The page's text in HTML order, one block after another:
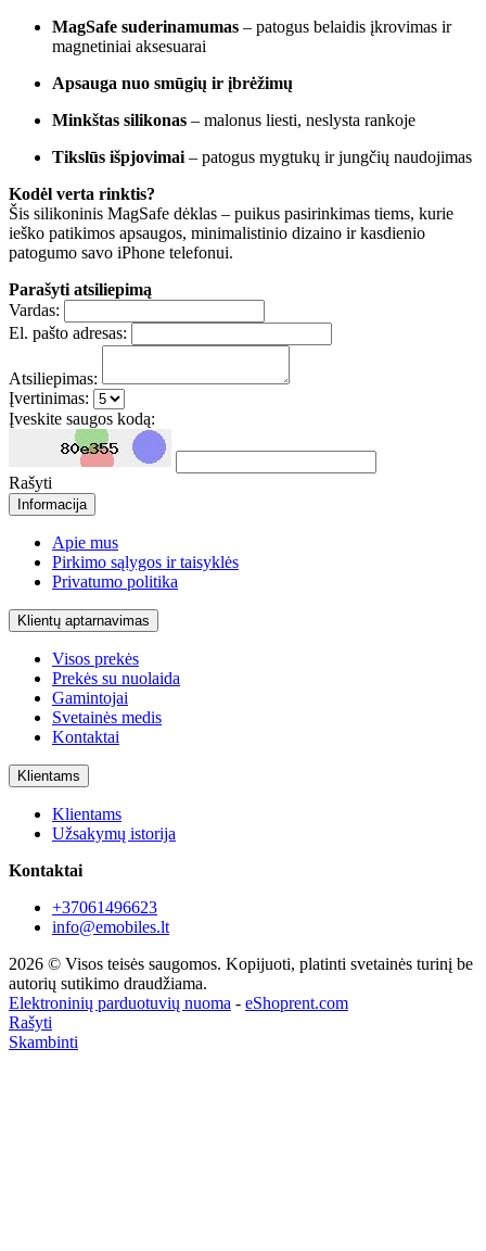
MagSafe suderinamumas – patogus belaidis įkrovimas ir
magnetiniai aksesuarai
Apsauga nuo smūgių ir įbrėžimų
Minkštas silikonas – malonus liesti, neslysta rankoje
Tikslūs išpjovimai – patogus mygtukų ir jungčių naudojimas
Kodėl verta rinktis?
Šis silikoninis MagSafe dėklas – puikus pasirinkimas tiems, kurie
ieško patikimos apsaugos, minimalistinio dizaino ir kasdienio
patogumo savo iPhone telefonui.
Parašyti atsiliepimą
Vardas:
El. pašto adresas:
Atsiliepimas:
Įvertinimas:
Įveskite saugos kodą:
Rašyti
Informacija
Apie mus
Pirkimo sąlygos ir taisyklės
Privatumo politika
Klientų aptarnavimas
Visos prekės
Prekės su nuolaida
Gamintojai
Svetainės medis
Kontaktai
Klientams
Klientams
Užsakymų istorija
Kontaktai
+37061496623
info@emobiles.lt
2026 © Visos teisės saugomos. Kopijuoti, platinti svetainės turinį be
autorių sutikimo draudžiama.
Elektroninių parduotuvių nuoma - eShoprent.com
Rašyti
Skambinti